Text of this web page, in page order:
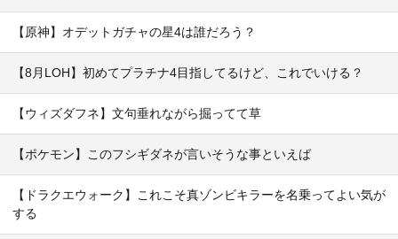
【原神】オデットガチャの星4は誰だろう？
【8月LOH】初めてプラチナ4目指してるけど、これでいける？
【ウィズダフネ】文句垂れながら掘ってて草
【ポケモン】このフシギダネが言いそうな事といえば
【ドラクエウォーク】これこそ真ゾンビキラーを名乗ってよい気が
する